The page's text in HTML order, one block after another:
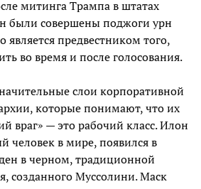
митинга Трампа в штатах
были совершены поджоги урн
является предвестником того,
во время и после голосования.
слои корпоративной
которые понимают, что их
враг» — это рабочий класс. Илон
человек в мире, появился в
в черном, традиционной
созданного Муссолини. Маск